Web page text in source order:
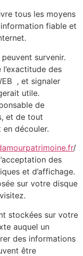
tous les moyens
fiable et
survenir.
l’exactitude des
, et signaler
utile.
de
et de tout
découler.
/
des
et d’affichage.
sur votre disque
stockées sur votre
auquel un
des informations
être